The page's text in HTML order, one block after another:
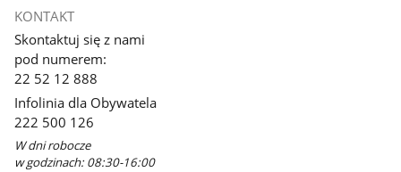
KONTAKT
Skontaktuj się z nami
pod numerem:
22 52 12 888
Infolinia dla Obywatela
222 500 126
W dni robocze
w godzinach: 08:30-16:00